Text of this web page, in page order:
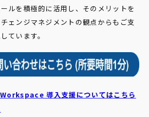
ルを積極的に活用し、そのメリットを
ェンジマネジメントの観点からもご支
ています。
導入支援についてはこちら